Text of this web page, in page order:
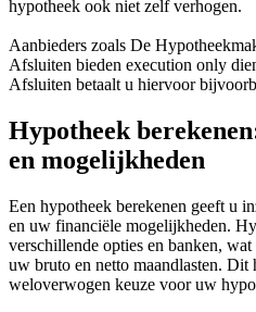
hypotheek ook niet zelf verhogen.
Aanbieders zoals De
Afsluiten bieden execution only
Afsluiten betaalt u hiervoor
Hypotheek
en mogelijkheden
Een hypotheek berekenen geeft u
en uw financiële mogelijkheden.
verschillende opties en banken,
uw bruto en netto maandlasten. Dit
weloverwogen keuze voor uw